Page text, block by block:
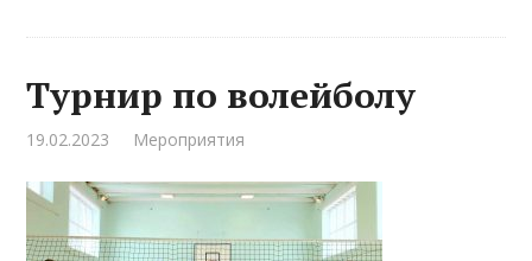
Турнир по волейболу
19.02.2023 Мероприятия